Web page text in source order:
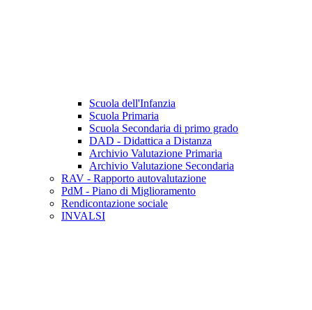
Scuola dell'Infanzia
Scuola Primaria
Scuola Secondaria di primo grado
DAD - Didattica a Distanza
Archivio Valutazione Primaria
Archivio Valutazione Secondaria
RAV - Rapporto autovalutazione
PdM - Piano di Miglioramento
Rendicontazione sociale
INVALSI